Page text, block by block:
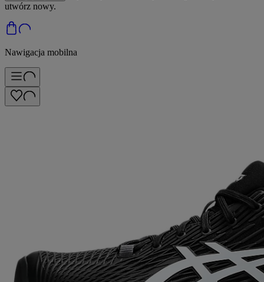
utwórz nowy.
Nawigacja mobilna